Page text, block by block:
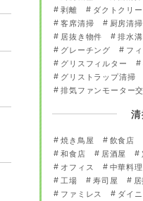
剥離
ダクトクリ
客席清掃
厨房清掃
居抜き物件
排水溝
グレーチング
フ
グリスフィルター
グリストラップ清掃
排気ファンモーター
焼き鳥屋 飲食店
和食店
居酒屋
オフィス
中華料理
工場
寿司屋
ファミレス
ダイ